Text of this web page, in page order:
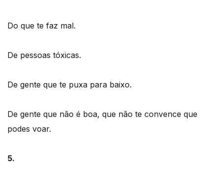
Do que te faz mal.
De pessoas tóxicas.
De gente que te puxa para baixo.
De gente que não é boa, que não te convence que
podes voar.
5.